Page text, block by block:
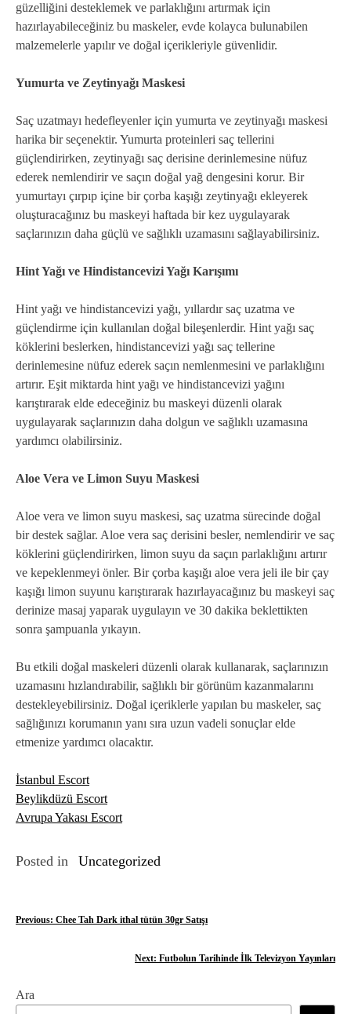
güzelliğini desteklemek ve parlaklığını artırmak için
hazırlayabileceğiniz bu maskeler, evde kolayca bulunabilen
malzemelerle yapılır ve doğal içerikleriyle güvenlidir.
Yumurta ve Zeytinyağı Maskesi
Saç uzatmayı hedefleyenler için yumurta ve zeytinyağı maskesi
harika bir seçenektir. Yumurta proteinleri saç tellerini
güçlendirirken, zeytinyağı saç derisine derinlemesine nüfuz
ederek nemlendirir ve saçın doğal yağ dengesini korur. Bir
yumurtayı çırpıp içine bir çorba kaşığı zeytinyağı ekleyerek
oluşturacağınız bu maskeyi haftada bir kez uygulayarak
saçlarınızın daha güçlü ve sağlıklı uzamasını sağlayabilirsiniz.
Hint Yağı ve Hindistancevizi Yağı Karışımı
Hint yağı ve hindistancevizi yağı, yıllardır saç uzatma ve
güçlendirme için kullanılan doğal bileşenlerdir. Hint yağı saç
köklerini beslerken, hindistancevizi yağı saç tellerine
derinlemesine nüfuz ederek saçın nemlenmesini ve parlaklığını
artırır. Eşit miktarda hint yağı ve hindistancevizi yağını
karıştırarak elde edeceğiniz bu maskeyi düzenli olarak
uygulayarak saçlarınızın daha dolgun ve sağlıklı uzamasına
yardımcı olabilirsiniz.
Aloe Vera ve Limon Suyu Maskesi
Aloe vera ve limon suyu maskesi, saç uzatma sürecinde doğal
bir destek sağlar. Aloe vera saç derisini besler, nemlendirir ve saç
köklerini güçlendirirken, limon suyu da saçın parlaklığını artırır
ve kepeklenmeyi önler. Bir çorba kaşığı aloe vera jeli ile bir çay
kaşığı limon suyunu karıştırarak hazırlayacağınız bu maskeyi saç
derinize masaj yaparak uygulayın ve 30 dakika beklettikten
sonra şampuanla yıkayın.
Bu etkili doğal maskeleri düzenli olarak kullanarak, saçlarınızın
uzamasını hızlandırabilir, sağlıklı bir görünüm kazanmalarını
destekleyebilirsiniz. Doğal içeriklerle yapılan bu maskeler, saç
sağlığınızı korumanın yanı sıra uzun vadeli sonuçlar elde
etmenize yardımcı olacaktır.
İstanbul Escort
Beylikdüzü Escort
Avrupa Yakası Escort
Posted in Uncategorized
Y
ı
Previous: Chee Tah Dark ithal tütün 30gr Satışı
Next: Futbolun Tarihinde İlk Televizyon Yayınları
Ara